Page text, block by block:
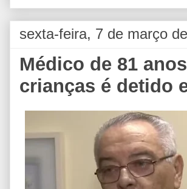
sexta-feira, 7 de março
Médico de 81
crianças é detido